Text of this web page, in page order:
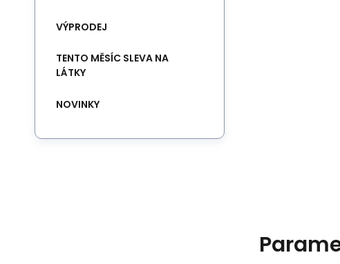
VÝPRODEJ
TENTO MĚSÍC SLEVA NA
LÁTKY
NOVINKY